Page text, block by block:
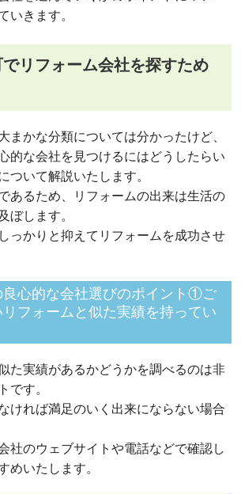
いきます。
リフォーム会社を探すため
まかな分類については分かったけど、
的な会社を見つけるにはどうしたらい
ついて解説いたします。
あるため、リフォームの出来は生活の
ぼします。
っかりと抑えてリフォームを成功させ
良心的な会社選びのポイント①ご
フォームと似た実績を持ってい
た実績があるかどうかを調べるのは非
です。
ければ満足のいく出来にならない場合
社のウェブサイトや電話などで確認し
めいたします。